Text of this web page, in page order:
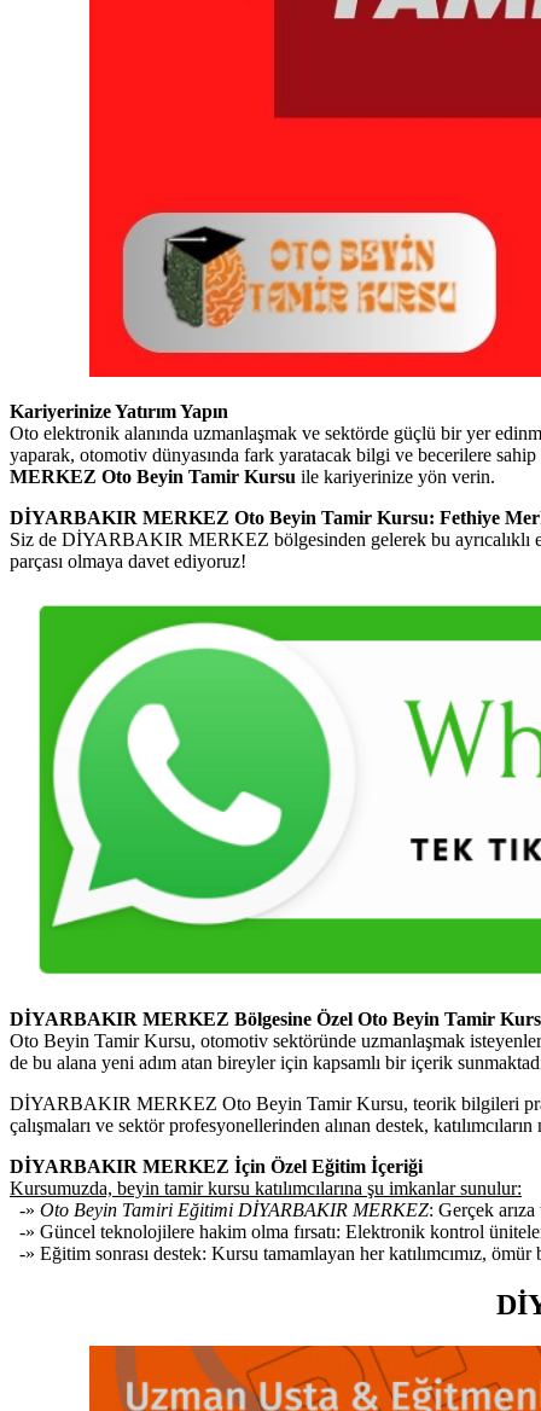
Kariyerinize Yatırım Yapın
Oto elektronik alanında uzmanlaşmak ve sektörde güçlü bir yer
yaparak, otomotiv dünyasında fark yaratacak bilgi ve becerilere
MERKEZ Oto Beyin Tamir Kursu ile kariyerinize yön verin.
DİYARBAKIR MERKEZ Oto Beyin Tamir Kursu: Fethiye
Siz de DİYARBAKIR MERKEZ bölgesinden gelerek bu ayrıcalıklı
parçası olmaya davet ediyoruz!
DİYARBAKIR MERKEZ Bölgesine Özel Oto Beyin Tamir
Oto Beyin Tamir Kursu, otomotiv sektöründe uzmanlaşmak
de bu alana yeni adım atan bireyler için kapsamlı bir içerik
DİYARBAKIR MERKEZ Oto Beyin Tamir Kursu, teorik bilgileri
çalışmaları ve sektör profesyonellerinden alınan destek,
DİYARBAKIR MERKEZ İçin Özel Eğitim İçeriği
Kursumuzda, beyin tamir kursu katılımcılarına şu imkanlar sunulur:
-» Oto Beyin Tamiri Eğitimi DİYARBAKIR MERKEZ: Gerçek
-» Güncel teknolojilere hakim olma fırsatı: Elektronik kontrol
-» Eğitim sonrası destek: Kursu tamamlayan her katılımcımız,